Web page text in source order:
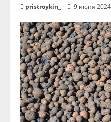
pristroykin_ 9 июня 2024